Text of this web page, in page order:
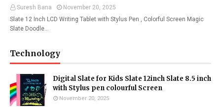
Suresh Bana
November 20, 2025
Slate 12 Inch LCD Writing Tablet with Stylus Pen , Colorful Screen Magic
Slate Doodle…
Technology
Digital Slate for Kids Slate 12inch Slate 8.5 inch
with Stylus pen colourful Screen
November 20, 2025